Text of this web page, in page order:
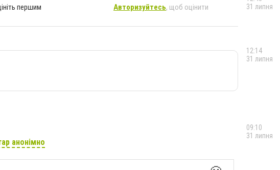
першим Авторизуйтесь, щоб оцінити
анонімно
31 липня
12:14
31 липня
09:10
31 липня